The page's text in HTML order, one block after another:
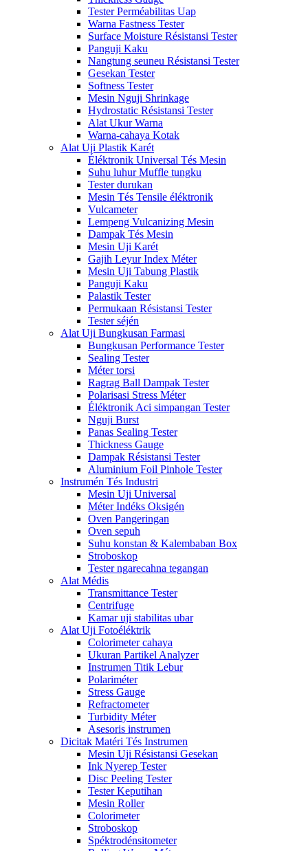
Tester Perméabilitas Uap
Warna Fastness Tester
Surface Moisture Résistansi Tester
Panguji Kaku
Nangtung seuneu Résistansi Tester
Gesekan Tester
Softness Tester
Mesin Nguji Shrinkage
Hydrostatic Résistansi Tester
Alat Ukur Warna
Warna-cahaya Kotak
Alat Uji Plastik Karét
Éléktronik Universal Tés Mesin
Suhu luhur Muffle tungku
Tester durukan
Mesin Tés Tensile éléktronik
Vulcameter
Lempeng Vulcanizing Mesin
Dampak Tés Mesin
Mesin Uji Karét
Gajih Leyur Index Méter
Mesin Uji Tabung Plastik
Panguji Kaku
Palastik Tester
Permukaan Résistansi Tester
Tester séjén
Alat Uji Bungkusan Farmasi
Bungkusan Performance Tester
Sealing Tester
Méter torsi
Ragrag Ball Dampak Tester
Polarisasi Stress Méter
Éléktronik Aci simpangan Tester
Nguji Burst
Panas Sealing Tester
Thickness Gauge
Dampak Résistansi Tester
Aluminium Foil Pinhole Tester
Instrumén Tés Industri
Mesin Uji Universal
Méter Indéks Oksigén
Oven Pangeringan
Oven sepuh
Suhu konstan & Kalembaban Box
Stroboskop
Tester ngarecahna tegangan
Alat Médis
Transmittance Tester
Centrifuge
Kamar uji stabilitas ubar
Alat Uji Fotoéléktrik
Colorimeter cahaya
Ukuran Partikel Analyzer
Instrumen Titik Lebur
Polariméter
Stress Gauge
Refractometer
Turbidity Méter
Asesoris instrumen
Dicitak Matéri Tés Instrumen
Mesin Uji Résistansi Gesekan
Ink Nyerep Tester
Disc Peeling Tester
Tester Keputihan
Mesin Roller
Colorimeter
Stroboskop
Spéktrodénsitometer